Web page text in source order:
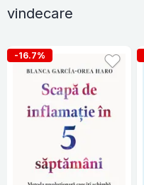
vindecare
-16.7%